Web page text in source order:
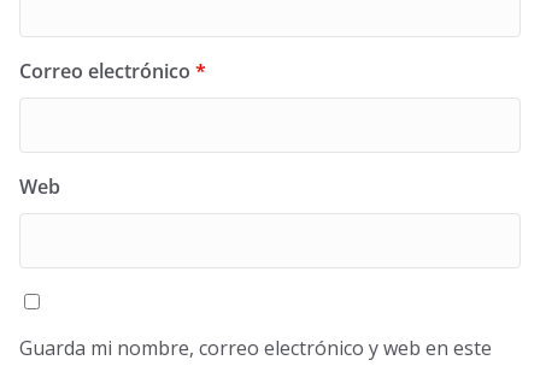
Correo electrónico *
Web
Guarda mi nombre, correo electrónico y web en este